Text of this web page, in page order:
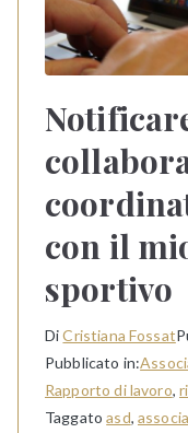
con il
sportivo
DiCristiana Fossat
Pubblicato in:
Rapporto di lavoro,
Taggatoasd,